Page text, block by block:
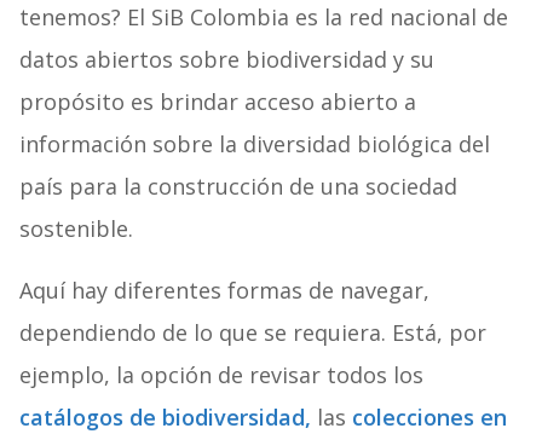
tenemos? El SiB Colombia es la red nacional de
datos abiertos sobre biodiversidad y su
propósito es brindar acceso abierto a
información sobre la diversidad biológica del
país para la construcción de una sociedad
sostenible.
Aquí hay diferentes formas de navegar,
dependiendo de lo que se requiera. Está, por
ejemplo, la opción de revisar todos los
catálogos de biodiversidad, las colecciones en